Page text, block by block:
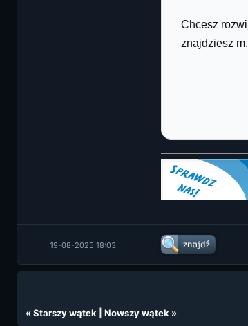
Chcesz
znajdziesz
19-08-2025 18:03
«Starszy wątek Nowszy wątek »